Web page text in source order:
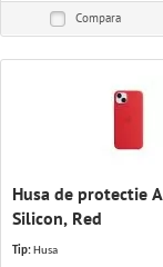
Compara
Husa de protectie
Silicon, Red
Tip: Husa